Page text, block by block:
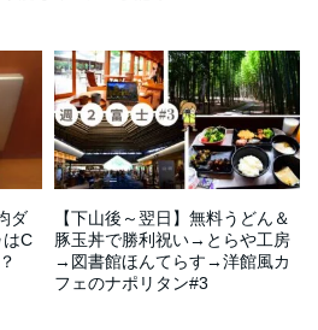
ー
品モーニング、富士山本宮浅間
大社でパワー充電、やまだ食堂
も麵屋ブルーズも美味し！ #29
ツ
ぶしに何すればいい→スキルア
ップ方法5つ
「フリーランスはうざい！クズ
ダ
はC
【下山後～翌日】無料うどん＆
豚玉丼で勝利祝い→とらや工房
→図書館ほんてらす→洋館風カ
フェのナポリタン#3